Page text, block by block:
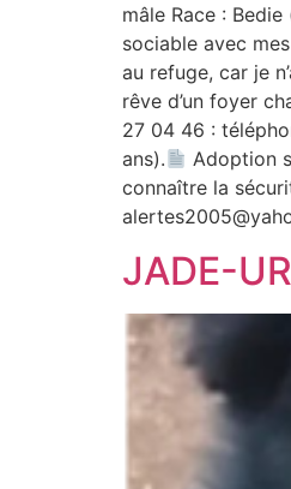
mâle Race :
sociable avec
au refuge, car je
rêve d’un foyer
27 04 46 :
ans).
Adoption
connaître la
JADE-